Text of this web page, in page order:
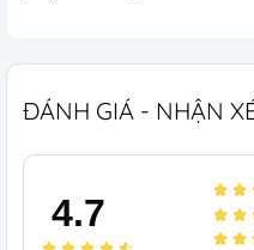
ĐÁNH GIÁ - NHẬN
4.7